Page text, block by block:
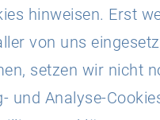
hinweisen. Erst
von uns
setzen wir nicht
und Analyse-